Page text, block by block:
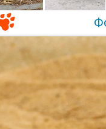
птицы Утка